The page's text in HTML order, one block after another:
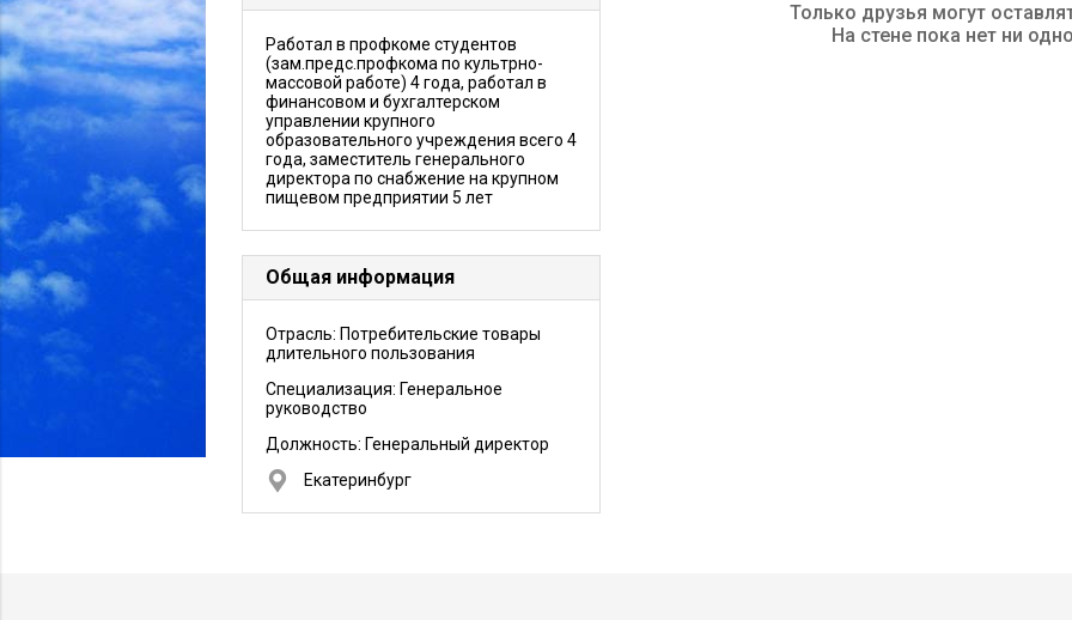
Работал в профкоме студентов
(зам.предс.профкома по культрно-
массовой работе) 4 года, работал в
финансовом и бухгалтерском
управлении крупного
образовательного учреждения всего 4
года, заместитель генерального
директора по снабжение на крупном
пищевом предприятии 5 лет
Общая информация
Отрасль: Потребительские товары
длительного пользования
Специализация: Генеральное
руководство
Должность: Генеральный директор
Екатеринбург
Только друзья могут
На стене пока нет ни